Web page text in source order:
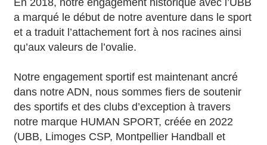
En 2018, notre engagement historique avec l’UBB
a marqué le début de notre aventure dans le sport
et a traduit l’attachement fort à nos racines ainsi
qu’aux valeurs de l’ovalie.
Notre engagement sportif est maintenant ancré
dans notre ADN, nous sommes fiers de soutenir
des sportifs et des clubs d’exception à travers
notre marque HUMAN SPORT, créée en 2022
(UBB, Limoges CSP, Montpellier Handball et